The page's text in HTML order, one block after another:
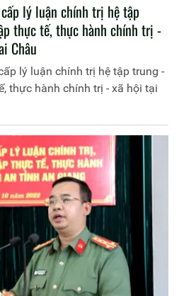
lý luận chính trị hệ tập
thực tế, thực hành chính trị -
Châu
lý luận chính trị hệ tập trung -
thực hành chính trị - xã hội tại